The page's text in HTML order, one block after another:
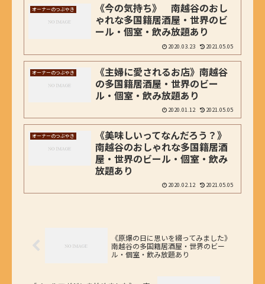
オーナーのつぶやき
《今の気持ち》 南越谷のおし
ゃれな多国籍居酒屋・世界のビ
ール・個室・飲み放題あり
2020.03.23 2021.05.05
オーナーのつぶやき
《主婦に愛されるお店》南越谷
の多国籍居酒屋・世界のビー
ル・個室・飲み放題あり
2020.01.12 2021.05.05
オーナーのつぶやき
《美味しいってなんだろう？》
南越谷のおしゃれな多国籍居酒
屋・世界のビール・個室・飲み
放題あり
2020.02.12 2021.05.05
《原爆の日に思いを綴ってみました》
南越谷の多国籍居酒屋・世界のビー
ル・個室・飲み放題あり